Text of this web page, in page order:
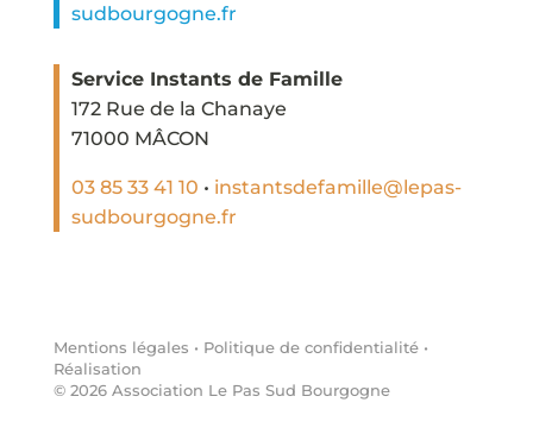
sudbourgogne.fr
Service Instants de Famille
172 Rue de la Chanaye
71000 MÂCON
03 85 33 41 10 • instantsdefamille@lepas-
sudbourgogne.fr
Mentions légales • Politique de confidentialité•
Réalisation
© 2026Association Le Pas Sud Bourgogne